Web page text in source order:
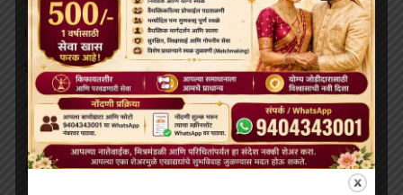
October 2024
September 2024
August 2024
June 2024
May 2024